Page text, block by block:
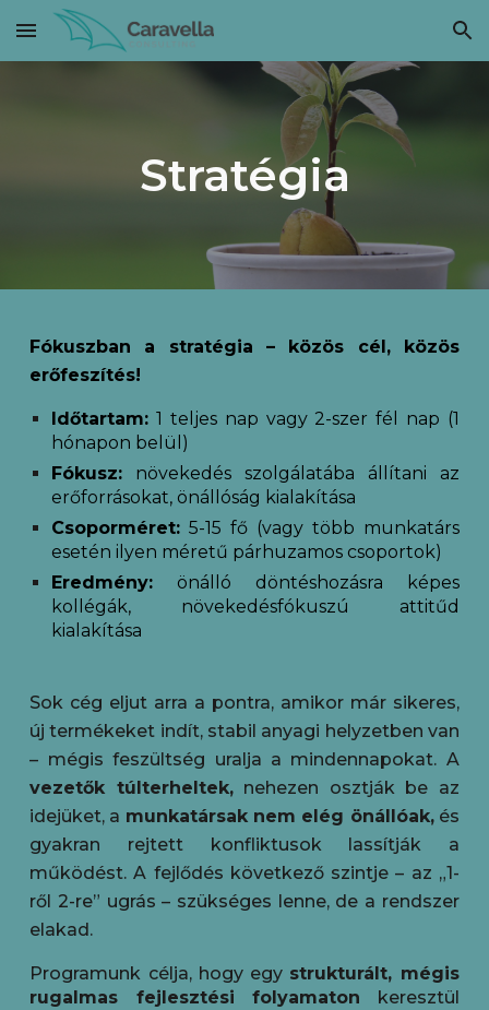
Skip to main content Skip to navigation
Stratégia
Fókuszban a stratégia – közös cél, közös
erőfeszítés!
Időtartam: 1 teljes nap vagy 2-szer fél nap (1
hónapon belül)
Fókusz:
növekedés szolgálatába állítani az
erőforrásokat, önállóság kialakítása
Csoporméret: 5-15 fő (vagy több munkatárs
esetén ilyen méretű párhuzamos csoportok)
Eredmény:
önálló döntéshozásra képes
kollégák, növekedésfókuszú attitűd
kialakítása
Sok cég eljut arra a pontra, amikor már sikeres,
új termékeket indít, stabil anyagi helyzetben van
– mégis feszültség uralja a mindennapokat. A
vezetők túlterheltek,nehezen osztják be az
idejüket, a munkatársak nem elég önállóak,és
gyakran rejtett konfliktusok lassítják a
működést. A fejlődés következő szintje – az „1-
ről 2-re” ugrás – szükséges lenne, de a rendszer
elakad.
Programunk célja, hogy egy strukturált, mégis
rugalmas fejlesztési folyamaton keresztül